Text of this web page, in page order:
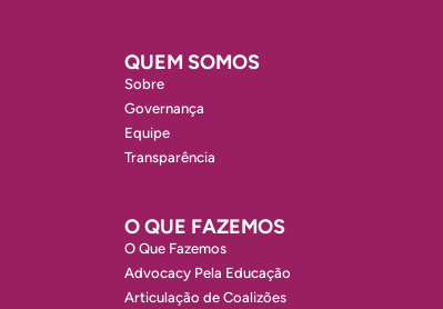
QUEM SOMOS
Sobre
Governança
Equipe
Transparência
O QUE FAZEMOS
O Que Fazemos
Advocacy Pela Educação
Articulação de Coalizões